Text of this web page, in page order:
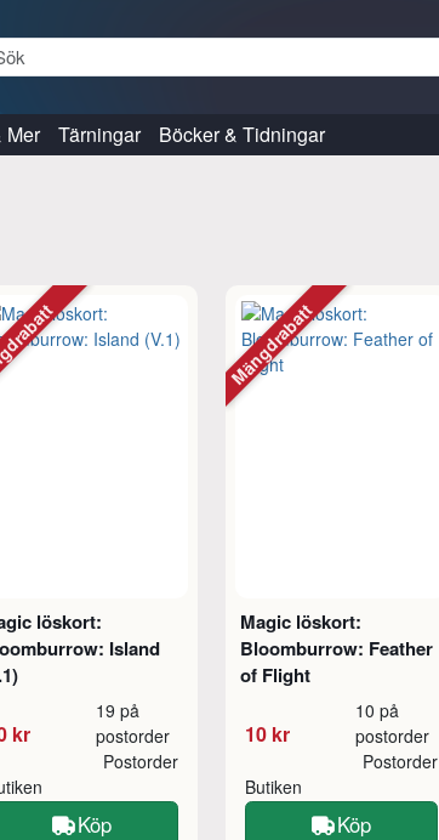
Mer Tärningar Böcker & Tidningar
löskort:
Island
kr
19 på
postorder
Postorder
Köp
Magic löskort:
Bloomburrow: Feather
of Flight
10 kr
10 på
postorder
Butiken
Postorder
Köp
Mängdrabatt